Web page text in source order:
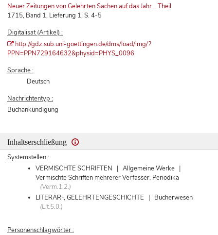
Neuer Zeitungen von Gelehrten Sachen auf das Jahr... Theil
1715, Band 1, Lieferung 1, S. 4-5
Digitalisat (Artikel) :
http://gdz.sub.uni-goettingen.de/dms/load/img/?
PPN=PPN729164632&physid=PHYS_0096
Sprache :
Deutsch
Nachrichtentyp :
Buchankündigung
Inhaltserschließung
Systemstellen :
VERMISCHTE SCHRIFTEN | Allgemeine Werke |
Vermischte Schriften mehrerer Verfasser, Periodika
(Verm.1.2.)
LITERÄR-, GELEHRTENGESCHICHTE | Bücherwesen
(Lit.5.0.)
Personenschlagwörter :